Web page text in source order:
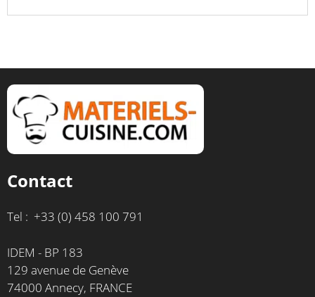
Contact
Tel : +33 (0) 458 100 791
IDEM - BP 183
129 avenue de Genève
74000 Annecy, FRANCE